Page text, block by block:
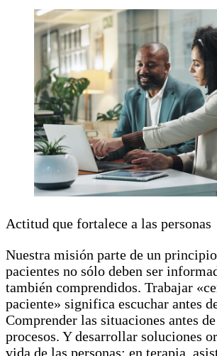
Actitud que fortalece a las personas
Nuestra misión parte de un
pacientes no sólo deben ser
también comprendidos. Trabajar
paciente» significa escuchar antes
Comprender las situaciones antes
procesos. Y desarrollar soluciones
vida de las personas: en terapia,